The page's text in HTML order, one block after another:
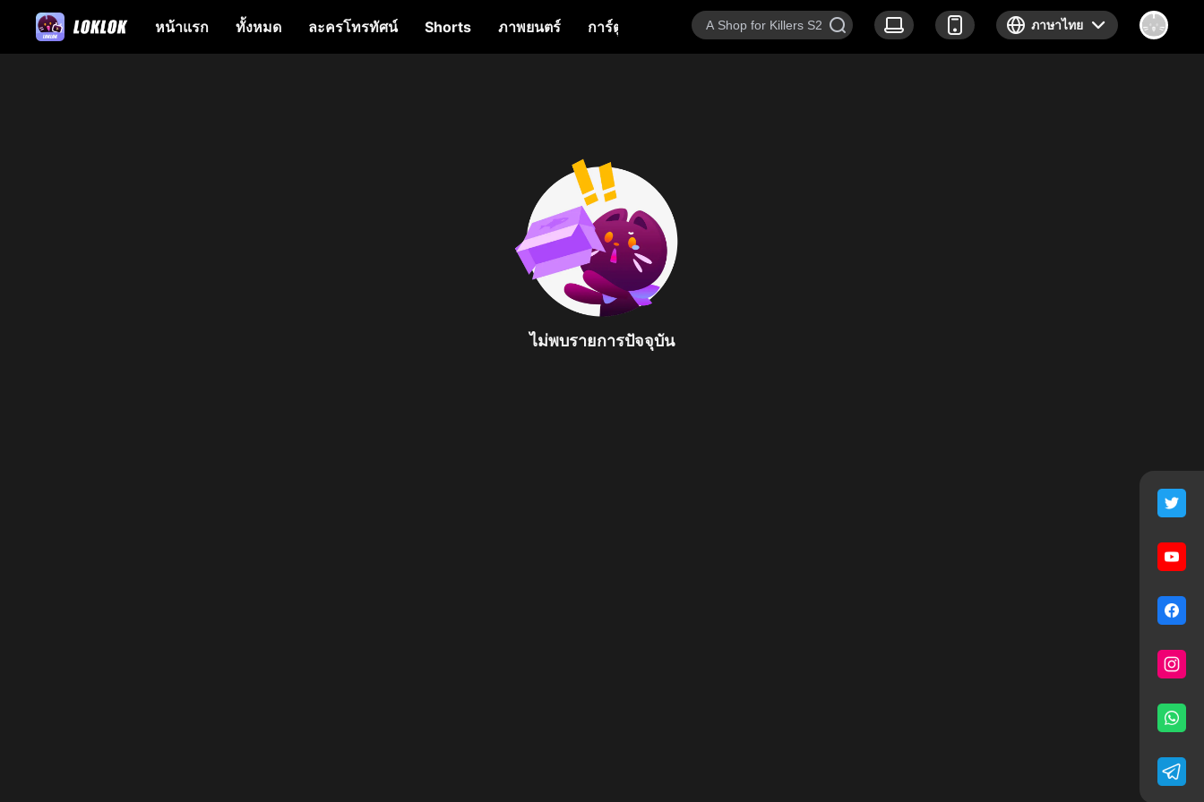
หน้าแรก ทั้งหมด ละครโทรทัศน์ Shorts ภาพยนตร์ การ์ตูน วาไรตี้โชว์ ทอล์คโชว์ สารคดี ข่าว เกี่ยวกับเรา เข้าร่วมกับเรา
ภาษาไทย
ไม่พบรายการปัจจุบัน